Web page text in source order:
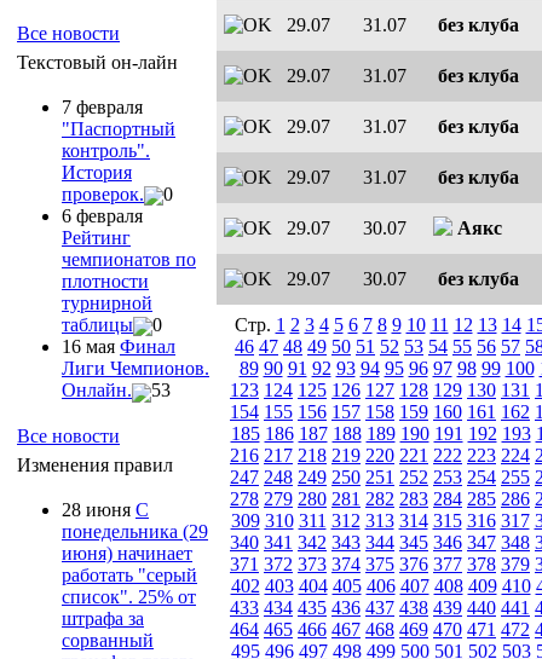
Все новости
Текстовый он-лайн
7 февраля
"Паспортный
контроль".
История
проверок.
0
6 февраля
Рейтинг
чемпионатов по
плотности
турнирной
таблицы
0
16 мая Финал
Лиги Чемпионов.
Онлайн.
53
Все новости
Изменения правил
28 июня С
понедельника (29
июня) начинает
работать "серый
список". 25% от
штрафа за
сорванный
29.07 31.07 без клуба
29.07 31.07 без клуба
29.07 31.07 без клуба
29.07 31.07 без клуба
29.07 30.07 Аякс
29.07 30.07 без клуба
Стр. 1 2 3 4 5 6 7 8 9 10 11 12 13 14
46 47 48 49 50 51 52 53 54 55 56 57
89 90 91 92 93 94 95 96 97 98 99 100
123 124 125 126 127 128 129 130 131
154 155 156 157 158 159 160 161 162
185 186 187 188 189 190 191 192 193
216 217 218 219 220 221 222 223 224
247 248 249 250 251 252 253 254 255
278 279 280 281 282 283 284 285 286
309 310 311 312 313 314 315 316 317
340 341 342 343 344 345 346 347 348
371 372 373 374 375 376 377 378 379
402 403 404 405 406 407 408 409 410
433 434 435 436 437 438 439 440 441
464 465 466 467 468 469 470 471 472
495 496 497 498 499 500 501 502 503